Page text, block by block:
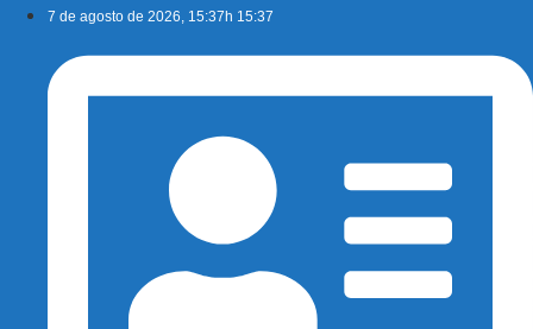
conteúdo
7 de agosto de 2026, 15:37h 15:37